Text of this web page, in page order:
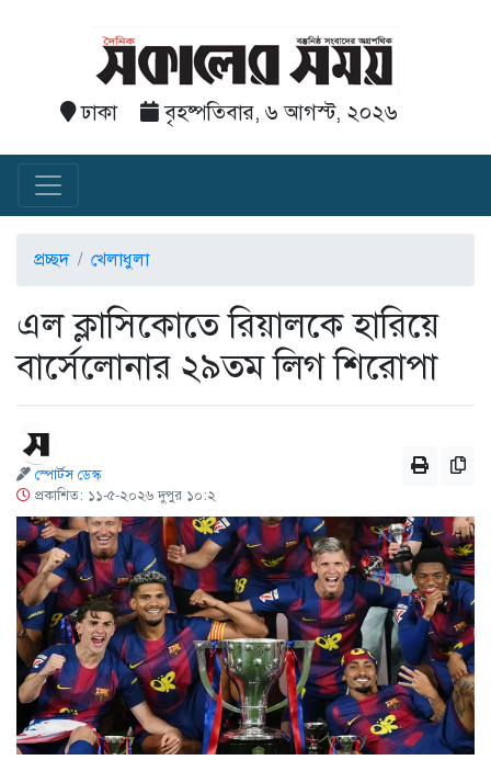
ঢাকা বৃহষ্পতিবার, ৬ আগস্ট, ২০২৬
প্রচ্ছদ খেলাধুলা
এল ক্লাসিকোতে রিয়ালকে হারিয়ে
বার্সেলোনার ২৯তম লিগ শিরোপা
স্পোর্টস ডেস্ক
প্রকাশিত: ১১-৫-২০২৬ দুপুর ১০:২